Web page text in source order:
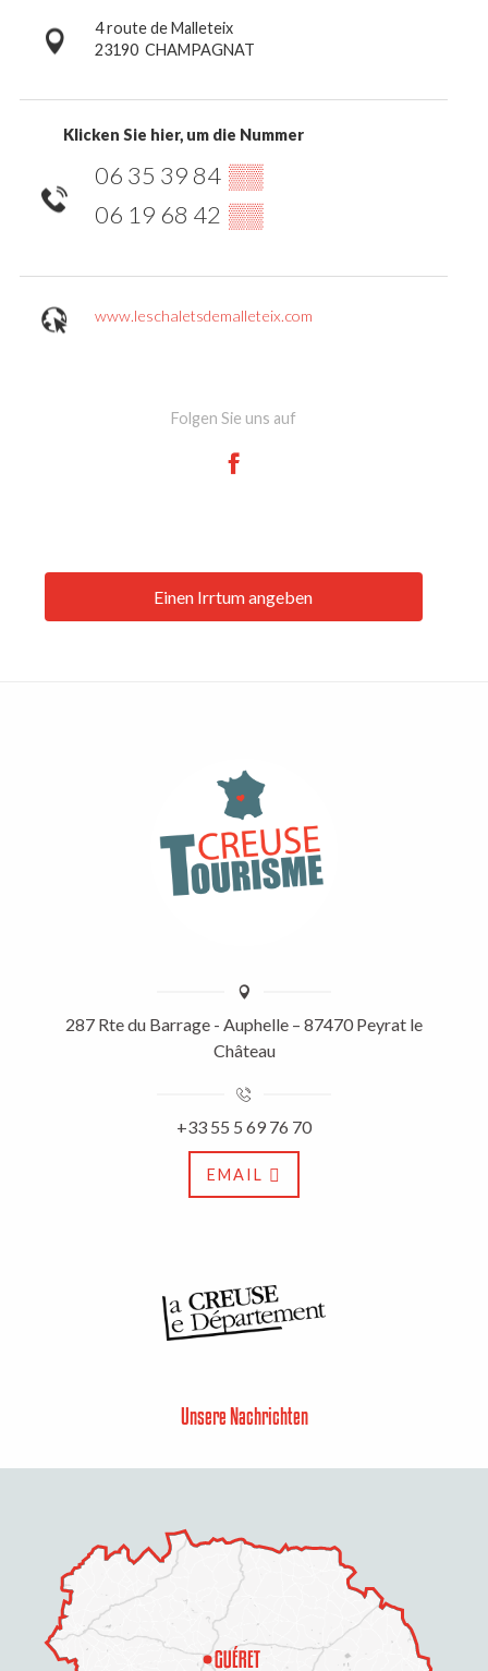
4 route de Malleteix
23190 CHAMPAGNAT
Klicken Sie hier, um die Nummer
06 35 39 84 ▒▒
06 19 68 42 ▒▒
www.leschaletsdemalleteix.com
Folgen Sie uns auf
Einen Irrtum angeben
287 Rte du Barrage - Auphelle – 87470 Peyrat le
Château
+33 55 5 69 76 70
EMAIL
Unsere Nachrichten